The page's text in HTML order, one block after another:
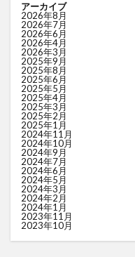
アーカイブ
2026年8月
2026年7月
2026年6月
2026年4月
2026年3月
2025年9月
2025年8月
2025年6月
2025年5月
2025年4月
2025年3月
2025年2月
2025年1月
2024年11月
2024年10月
2024年9月
2024年7月
2024年6月
2024年5月
2024年3月
2024年2月
2024年1月
2023年11月
2023年10月